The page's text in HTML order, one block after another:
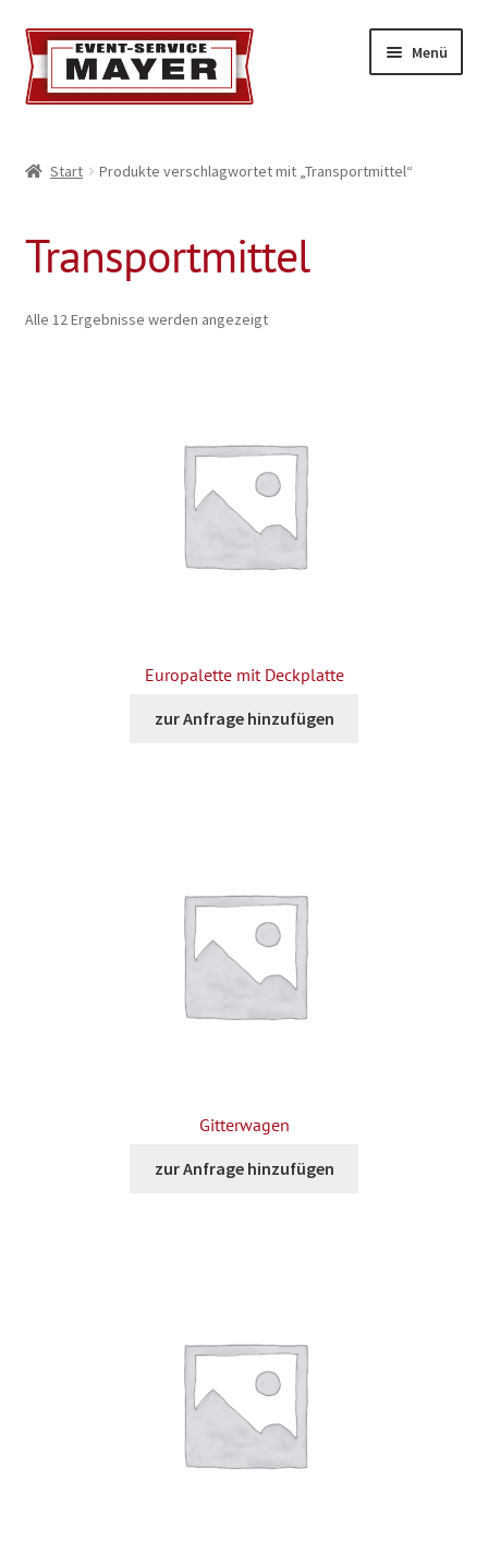
Menü
Standort & Öffnungszeiten
Impressionen
Geschäftsbedingungen
Start Produkte verschlagwortet mit „Transportmittel“
Transportmittel
Alle 12 Ergebnisse werden angezeigt
Europalette mit Deckplatte
zur Anfrage hinzufügen
Gitterwagen
zur Anfrage hinzufügen